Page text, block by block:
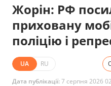
Жорін: РФ
приховану
поліцію і
UA RU
Дата публікації:7 серпня 2026